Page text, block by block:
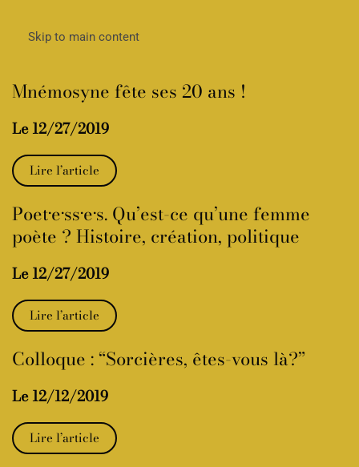
Skip to main content
Mnémosyne fête ses 20 ans !
Le 12/27/2019
Lire l’article
Poet·e·ss·e·s. Qu’est-ce qu’une femme
poète ? Histoire, création, politique
Le 12/27/2019
Lire l’article
Colloque : “Sorcières, êtes-vous là?”
Le 12/12/2019
Lire l’article